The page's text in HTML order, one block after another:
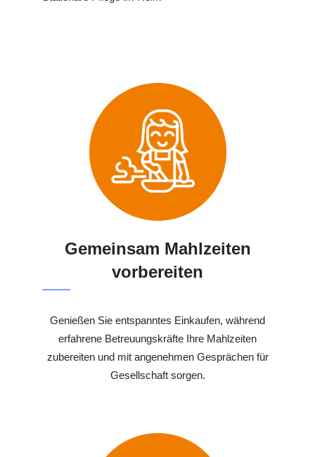
Gemeinsam Mahlzeiten
vorbereiten
Genießen Sie entspanntes Einkaufen, während
erfahrene Betreuungskräfte Ihre Mahlzeiten
zubereiten und mit angenehmen Gesprächen für
Gesellschaft sorgen.